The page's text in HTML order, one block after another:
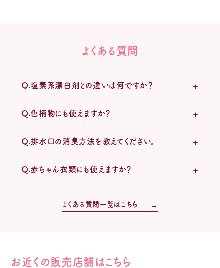
よくある質問
Q.塩素系漂白剤との違いは何ですか？
Q.色柄物にも使えますか？
Q.排水口の消臭方法を教えてください。
Q.赤ちゃん衣類にも使えますか？
よくある質問一覧はこちら
お近くの販売店舗はこちら